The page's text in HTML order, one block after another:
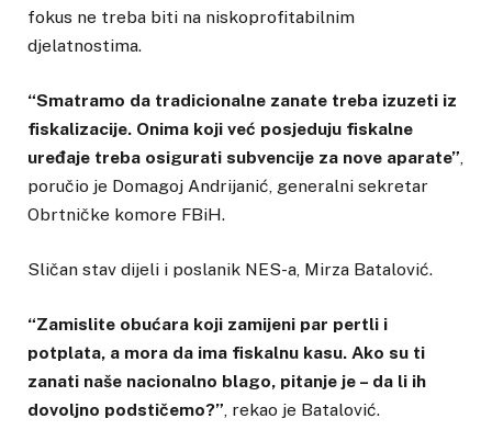
fokus ne treba biti na niskoprofitabilnim
djelatnostima.
“Smatramo da tradicionalne zanate treba izuzeti iz
fiskalizacije. Onima koji već posjeduju fiskalne
uređaje treba osigurati subvencije za nove aparate”
poručio je Domagoj Andrijanić, generalni sekretar
Obrtničke komore FBiH.
Sličan stav dijeli i poslanik NES-a, Mirza Batalović.
“Zamislite obućara koji zamijeni par pertli i
potplata, a mora da ima fiskalnu kasu. Ako su ti
zanati naše nacionalno blago, pitanje je – da li ih
dovoljno podstičemo?”, rekao je Batalović.